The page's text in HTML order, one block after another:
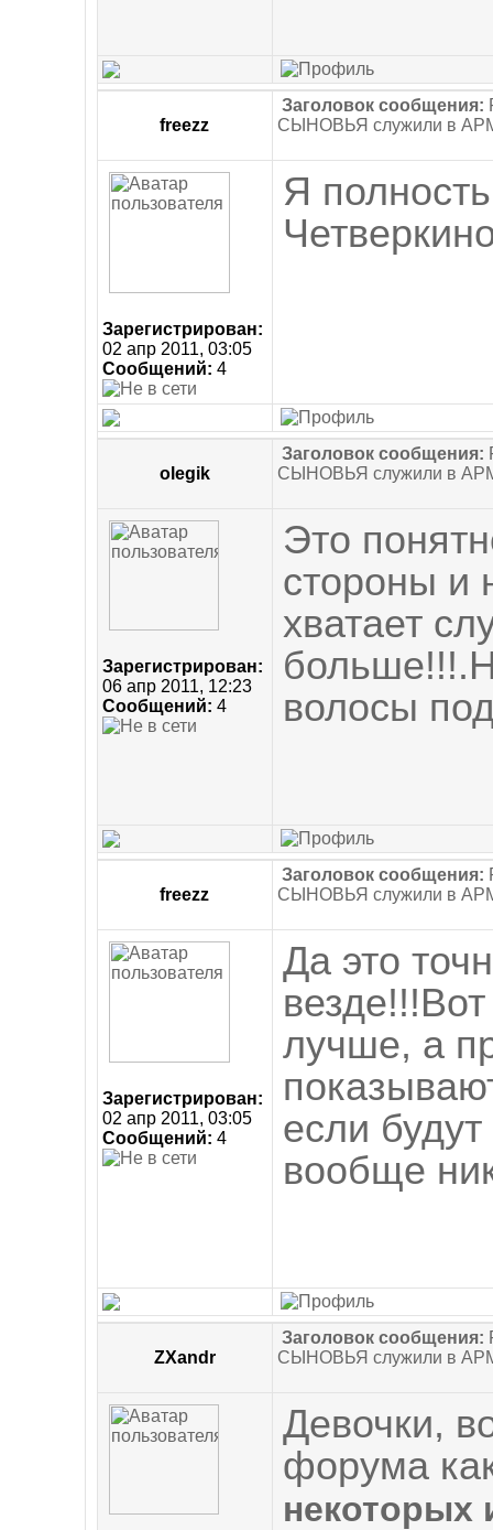
freezz
Заголовок сообщения:
СЫНОВЬЯ служили в
Зарегистрирован:
02 апр 2011, 03:05
Сообщений: 4
Я
olegik
Заголовок сообщения:
СЫНОВЬЯ служили в
Зарегистрирован:
06 апр 2011, 12:23
Сообщений: 4
Это
стороны и
хватает
волосы
freezz
Заголовок сообщения:
СЫНОВЬЯ служили в
Зарегистрирован:
02 апр 2011, 03:05
Сообщений: 4
Да это
лучше, а
если
вообще
ZXandr
Заголовок сообщения:
СЫНОВЬЯ служили в
Девочки,
форума
некоторых